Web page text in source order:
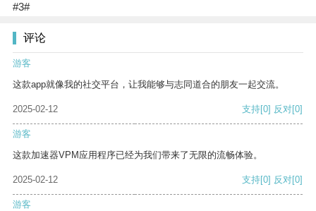
#3#
评论
游客
这款app就像我的社交平台，让我能够与志同道合的朋友一起交流。
2025-02-12 支持[0] 反对[0]
游客
这款加速器VPM应用程序已经为我们带来了无限的流畅体验。
2025-02-12 支持[0] 反对[0]
游客